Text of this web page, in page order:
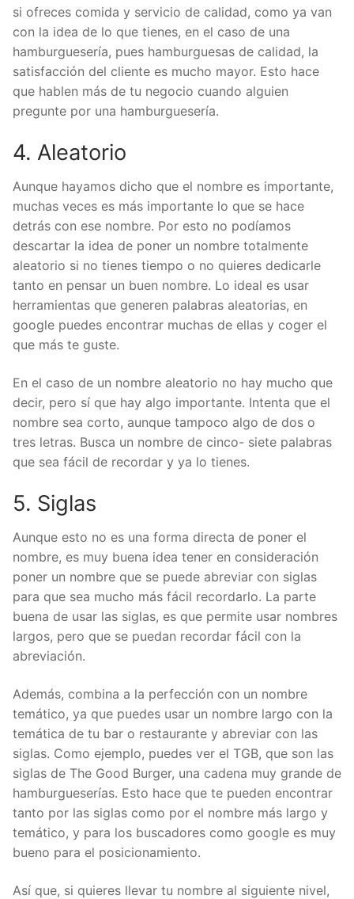
si ofreces comida y servicio de calidad, como ya van
con la idea de lo que tienes, en el caso de una
hamburguesería, pues hamburguesas de calidad, la
satisfacción del cliente es mucho mayor. Esto hace
que hablen más de tu negocio cuando alguien
pregunte por una hamburguesería.
4. Aleatorio
Aunque hayamos dicho que el nombre es importante,
muchas veces es más importante lo que se hace
detrás con ese nombre. Por esto no podíamos
descartar la idea de poner un nombre totalmente
aleatorio si no tienes tiempo o no quieres dedicarle
tanto en pensar un buen nombre. Lo ideal es usar
herramientas que generen palabras aleatorias, en
google puedes encontrar muchas de ellas y coger el
que más te guste.
En el caso de un nombre aleatorio no hay mucho que
decir, pero sí que hay algo importante. Intenta que el
nombre sea corto, aunque tampoco algo de dos o
tres letras. Busca un nombre de cinco- siete palabras
que sea fácil de recordar y ya lo tienes.
5. Siglas
Aunque esto no es una forma directa de poner el
nombre, es muy buena idea tener en consideración
poner un nombre que se puede abreviar con siglas
para que sea mucho más fácil recordarlo. La parte
buena de usar las siglas, es que permite usar nombres
largos, pero que se puedan recordar fácil con la
abreviación.
Además, combina a la perfección con un nombre
temático, ya que puedes usar un nombre largo con la
temática de tu bar o restaurante y abreviar con las
siglas. Como ejemplo, puedes ver el TGB, que son las
siglas de The Good Burger, una cadena muy grande de
hamburgueserías. Esto hace que te pueden encontrar
tanto por las siglas como por el nombre más largo y
temático, y para los buscadores como google es muy
bueno para el posicionamiento.
Así que, si quieres llevar tu nombre al siguiente nivel,